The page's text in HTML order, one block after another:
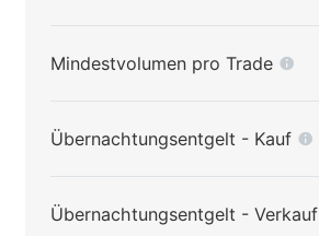
Mindestvolumen pro Trade
Übernachtungsentgelt - Kauf
Übernachtungsentgelt - Verkauf